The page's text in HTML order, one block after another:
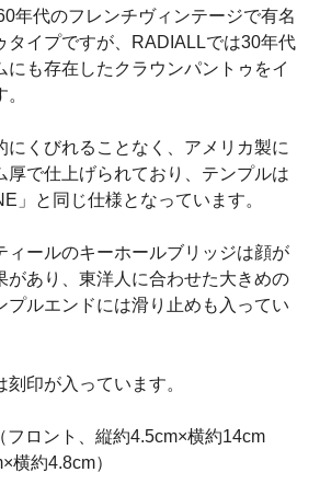
年代のフレンチヴィンテージで有名
タイプですが、RADIALLでは30年代
にも存在したクラウンパントゥをイ
にくびれることなく、アメリカ製に
厚で仕上げられており、テンプルは
」と同じ仕様となっています。
ィールのキーホールブリッジは顔が
があり、東洋人に合わせた大きめの
プルエンドには滑り止めも入ってい
印が入っています。
フロント、縦約4.5cm×横約14cm
横約4.8cm）